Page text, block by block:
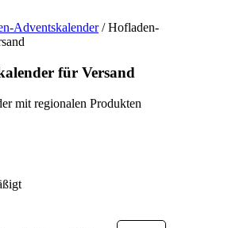
Adventskalender/ Hofladen-
für Versand
mit regionalen Produkten